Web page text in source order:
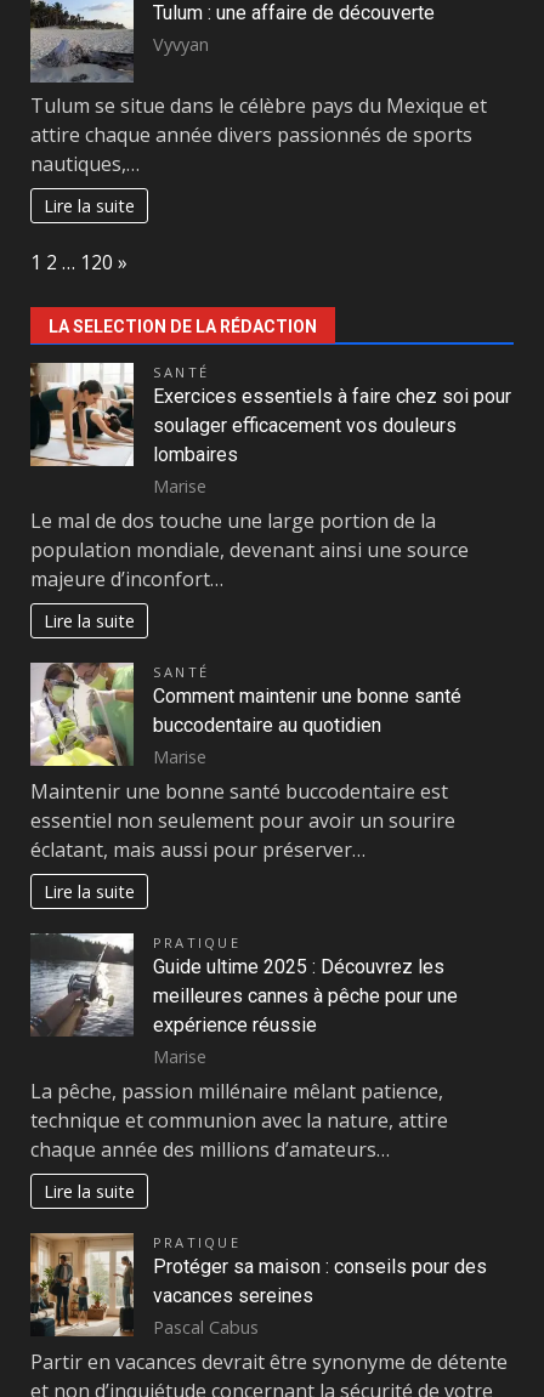
Tulum : une affaire de découverte
Vyvyan
Tulum se situe dans le célèbre pays du Mexique et
attire chaque année divers passionnés de sports
nautiques,…
Lire la suite
Page:
1 2 … 120 Next
»
LA SELECTION DE LA RÉDACTION
SANTÉ
Exercices essentiels à faire chez soi pour
soulager efficacement vos douleurs
lombaires
Marise
Le mal de dos touche une large portion de la
population mondiale, devenant ainsi une source
majeure d’inconfort…
Lire la suite
SANTÉ
Comment maintenir une bonne santé
buccodentaire au quotidien
Marise
Maintenir une bonne santé buccodentaire est
essentiel non seulement pour avoir un sourire
éclatant, mais aussi pour préserver…
Lire la suite
PRATIQUE
Guide ultime 2025 : Découvrez les
meilleures cannes à pêche pour une
expérience réussie
Marise
La pêche, passion millénaire mêlant patience,
technique et communion avec la nature, attire
chaque année des millions d’amateurs…
Lire la suite
PRATIQUE
Protéger sa maison : conseils pour des
vacances sereines
Pascal Cabus
Partir en vacances devrait être synonyme de détente
et non d’inquiétude concernant la sécurité de votre